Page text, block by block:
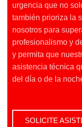
urgencia que no
también prioriza la
nosotros para
profesionalismo y
y permita que
asistencia técnica
del día o de la
SOLICITE